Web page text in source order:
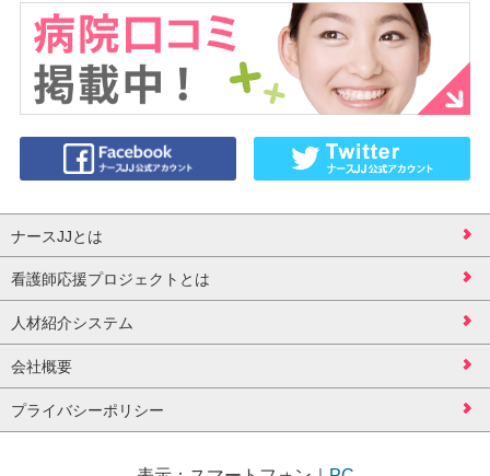
ナースJJとは
看護師応援プロジェクトとは
人材紹介システム
会社概要
プライバシーポリシー